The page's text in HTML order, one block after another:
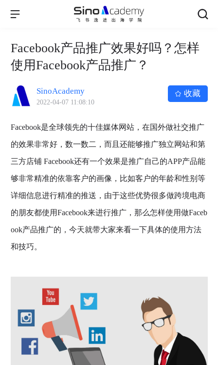
Facebook产品推广效果好吗？怎样
使用Facebook产品推广？
SinoAcademy
2022-04-07 11:08:10
收藏
Facebook是全球领先的十佳媒体网站，在国外做社交推广
的效果非常好，数一数二，而且还能够推广独立网站和第
三方店铺 Facebook还有一个效果是推广自己的APP产品能
够非常精准的依靠客户的画像，比如客户的年龄和性别等
详细信息进行精准的推送，由于这些优势很多做跨境电商
的朋友都使用Facebook来进行推广，那么怎样使用做Faceb
ook产品推广的，今天就带大家来看一下具体的使用方法
和技巧。